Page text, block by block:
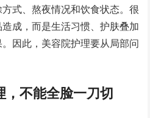
式、熬夜情况和饮食状态。很
成，而是生活习惯、护肤叠加
因此，美容院护理要从局部问
，不能全脸一刀切